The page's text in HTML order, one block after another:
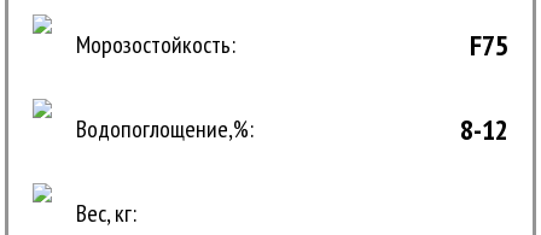
Морозостойкость: F75
Водопоглощение,%: 8-12
Вес, кг: